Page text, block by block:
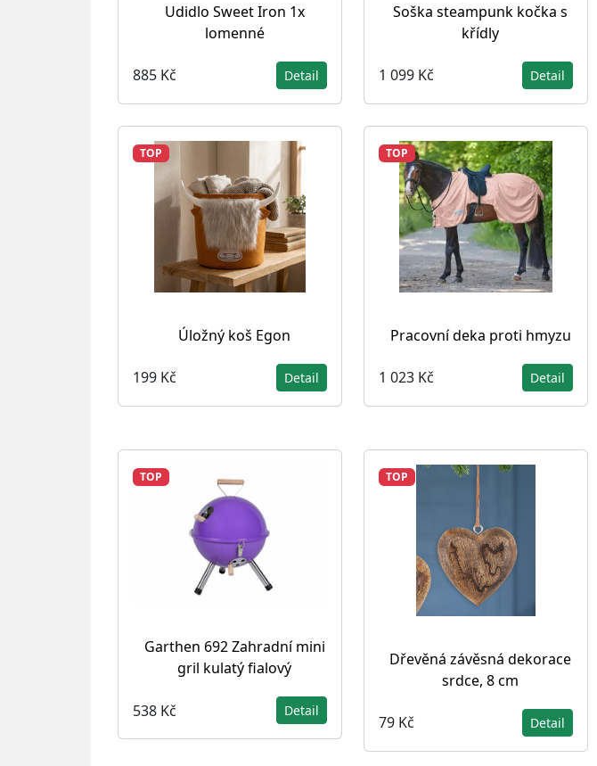
Udidlo Sweet Iron 1x
lomenné
885 Kč Detail
Soška steampunk kočka s
křídly
1 099 Kč Detail
TOP
Úložný koš Egon
199 Kč Detail
TOP
Pracovní deka proti hmyzu
1 023 Kč Detail
TOP
Garthen 692 Zahradní mini
gril kulatý fialový
538 Kč Detail
TOP
Dřevěná závěsná dekorace
srdce, 8 cm
79 Kč Detail